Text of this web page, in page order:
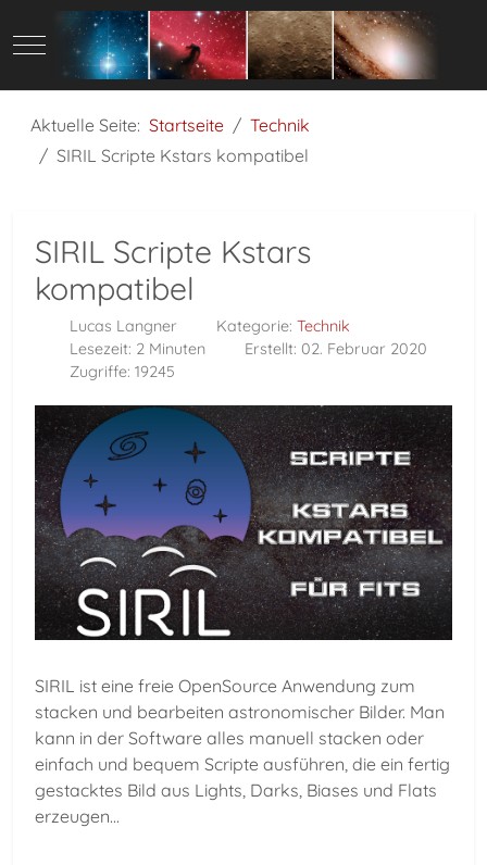
Mobile Menu Toggle
Aktuelle Seite: Startseite
Technik
SIRIL Scripte Kstars kompatibel
SIRIL Scripte Kstars
kompatibel
Lucas Langner Kategorie: Technik
Lesezeit: 2 Minuten
Erstellt: 02. Februar 2020
Zugriffe: 19245
SIRIL ist eine freie OpenSource Anwendung zum
stacken und bearbeiten astronomischer Bilder. Man
kann in der Software alles manuell stacken oder
einfach und bequem Scripte ausführen, die ein fertig
gestacktes Bild aus Lights, Darks, Biases und Flats
erzeugen...